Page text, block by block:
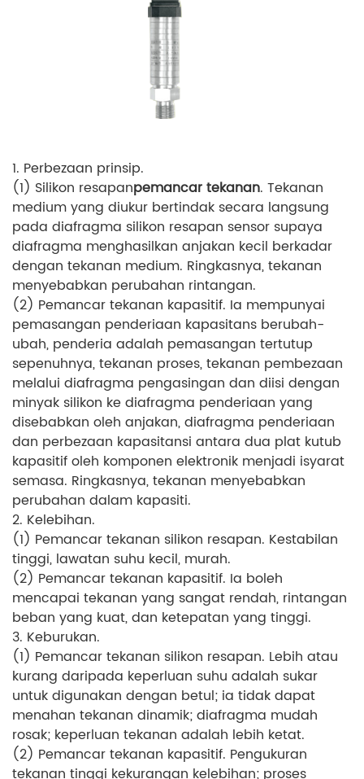
1. Perbezaan prinsip.
(1) Silikon resapanpemancar tekanan. Tekanan
medium yang diukur bertindak secara langsung
pada diafragma silikon resapan sensor supaya
diafragma menghasilkan anjakan kecil berkadar
dengan tekanan medium. Ringkasnya, tekanan
menyebabkan perubahan rintangan.
(2) Pemancar tekanan kapasitif. Ia mempunyai
pemasangan penderiaan kapasitans berubah-
ubah, penderia adalah pemasangan tertutup
sepenuhnya, tekanan proses, tekanan pembezaan
melalui diafragma pengasingan dan diisi dengan
minyak silikon ke diafragma penderiaan yang
disebabkan oleh anjakan, diafragma penderiaan
dan perbezaan kapasitansi antara dua plat kutub
kapasitif oleh komponen elektronik menjadi isyarat
semasa. Ringkasnya, tekanan menyebabkan
perubahan dalam kapasiti.
2. Kelebihan.
(1) Pemancar tekanan silikon resapan. Kestabilan
tinggi, lawatan suhu kecil, murah.
(2) Pemancar tekanan kapasitif. Ia boleh
mencapai tekanan yang sangat rendah, rintangan
beban yang kuat, dan ketepatan yang tinggi.
3. Keburukan.
(1) Pemancar tekanan silikon resapan. Lebih atau
kurang daripada keperluan suhu adalah sukar
untuk digunakan dengan betul; ia tidak dapat
menahan tekanan dinamik; diafragma mudah
rosak; keperluan tekanan adalah lebih ketat.
(2) Pemancar tekanan kapasitif. Pengukuran
tekanan tinggi kekurangan kelebihan; proses